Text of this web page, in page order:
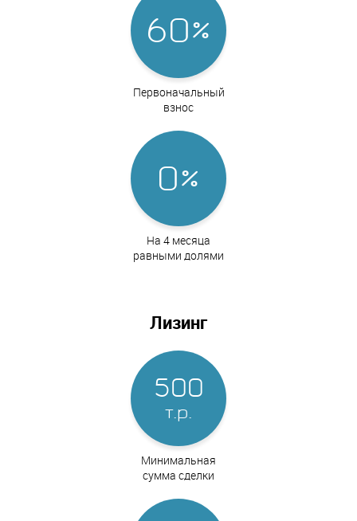
60%
Первоначальный
взнос
0%
На 4 месяца
равными долями
Лизинг
500
т.р.
Минимальная
сумма сделки